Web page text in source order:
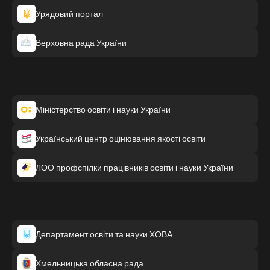
Урядовий портал
Верховна рада України
Міністерство освіти і науки України
Український центр оцінювання якості освіти
ЛОО профспілки працівників освіти і науки України
Департамент освіти та науки ХОВА
Хмельницька обласна рада